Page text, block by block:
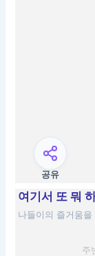
공유
여기서 또 뭐
나들이의 즐거움
주